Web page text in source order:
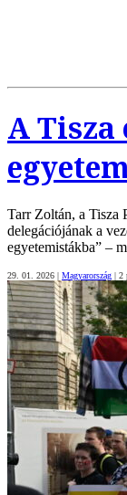
A
Tarr Zoltán, a Tisza
delegációjának a
egyetemistákba” –
29. 01. 2026 | Magyarország | 2